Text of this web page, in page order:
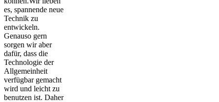
es, spannende neue
Technik zu
entwickeln.
Genauso gern
sorgen wir aber
dafür, dass die
Technologie der
Allgemeinheit
verfügbar gemacht
wird und leicht zu
benutzen ist. Daher